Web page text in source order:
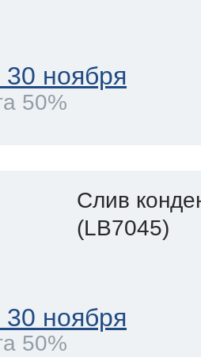
30 ноября
50%
Слив
(LB7045)
30 ноября
50%